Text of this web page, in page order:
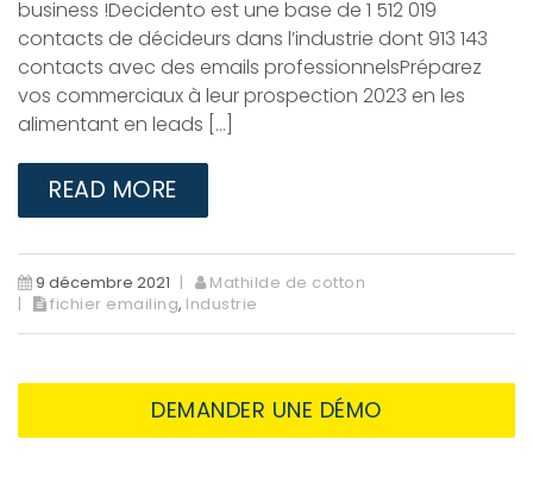
business !Decidento est une base de 1 512 019
contacts de décideurs dans l’industrie dont 913 143
contacts avec des emails professionnelsPréparez
vos commerciaux à leur prospection 2023 en les
alimentant en leads […]
READ MORE
9 décembre 2021
Mathilde de cotton
fichier emailing, Industrie
DEMANDER UNE DÉMO